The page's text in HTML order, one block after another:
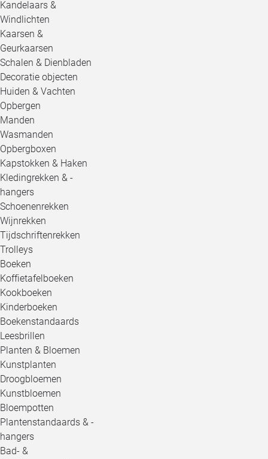
Kandelaars &
Windlichten
Kaarsen &
Geurkaarsen
Schalen & Dienbladen
Decoratie objecten
Huiden & Vachten
Opbergen
Manden
Wasmanden
Opbergboxen
Kapstokken & Haken
Kledingrekken & -
hangers
Schoenenrekken
Wijnrekken
Tijdschriftenrekken
Trolleys
Boeken
Koffietafelboeken
Kookboeken
Kinderboeken
Boekenstandaards
Leesbrillen
Planten & Bloemen
Kunstplanten
Droogbloemen
Kunstbloemen
Bloempotten
Plantenstandaards & -
hangers
Bad- &